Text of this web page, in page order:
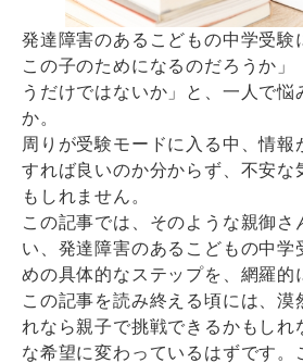
発達障害のあるこどもの中学受験
この子のためになるのだろうか」
うだけではないか」と、一人で悩
か。
周りが受験モードに入る中、情報
すれば良いのか分からず、不安な
もしれません。
この記事では、そのような親御さ
い、発達障害のあるこどもの中学
めの具体的なステップを、網羅的
この記事を読み終える頃には、漠
れなら親子で挑戦できるかもしれ
な希望に変わっているはずです。